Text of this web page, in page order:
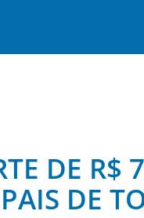
DE R$
DE